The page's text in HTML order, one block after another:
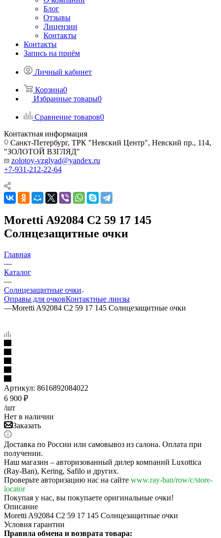
Блог
Отзывы
Лицензии
Контакты
Контакты
Запись на приём
Личный кабинет
Корзина0
Избранные товары0
Сравнение товаров0
Контактная информация
Санкт-Петербург, ТРК "Невский Центр", Невский пр., 114,
"ЗОЛОТОЙ ВЗГЛЯД"
zolotoy-vzglyad@yandex.ru
+7-931-212-22-64
Moretti A92084 C2 59 17 145
Солнцезащитные очки
Главная
—
Каталог
—
Солнцезащитные очки
Оправы для очковКонтактные линзы
—Moretti A92084 C2 59 17 145 Солнцезащитные очки
Артикул: 8616892084022
6 900 ₽
/шт
Нет в наличии
Заказать
Доставка по России или самовывоз из салона. Оплата при
получении.
Наш магазин – авторизованный дилер компаний Luxottica
(Ray-Ban), Kering, Safilo и других.
Проверьте авторизацию нас на сайте www.ray-ban/row/c/store-
locator
Покупая у нас, вы покупаете оригинальные очки!
Описание
Moretti A92084 C2 59 17 145 Солнцезащитные очки
Условия гарантии
Правила обмена и возврата товара: